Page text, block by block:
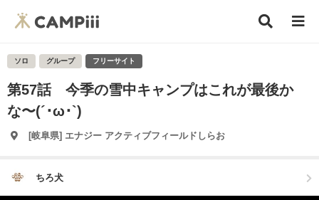
ソロ グループ フリーサイト
第57話 今季の雪中キャンプはこれが最後か
な〜(´･ω･`)
[岐阜県] エナジー アクティブフィールドしらお
ちろ犬